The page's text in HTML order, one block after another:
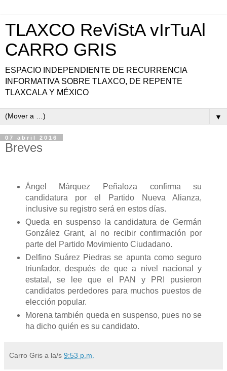
TLAXCO ReViStA vIrTuAl
CARRO GRIS
ESPACIO INDEPENDIENTE DE RECURRENCIA
INFORMATIVA SOBRE TLAXCO, DE REPENTE
TLAXCALA Y MÉXICO
▼
07 abril 2016
Breves
Ángel Márquez Peñaloza confirma su
candidatura por el Partido Nueva Alianza,
inclusive su registro será en estos días.
Queda en suspenso la candidatura de Germán
González Grant, al no recibir confirmación por
parte del Partido Movimiento Ciudadano.
Delfino Suárez Piedras se apunta como seguro
triunfador, después de que a nivel nacional y
estatal, se lee que el PAN y PRI pusieron
candidatos perdedores para muchos puestos de
elección popular.
Morena también queda en suspenso, pues no se
ha dicho quién es su candidato.
Carro Gris a la/s 9:53 p.m.